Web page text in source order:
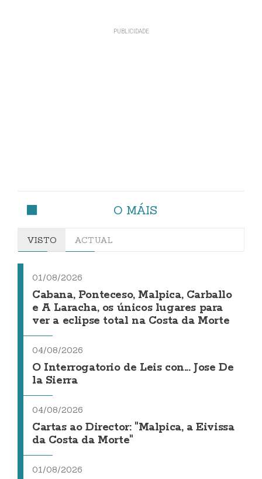
O MÁIS
VISTO ACTUAL
01/08/2026
Cabana, Ponteceso, Malpica, Carballo
e A Laracha, os únicos lugares para
ver a eclipse total na Costa da Morte
04/08/2026
O Interrogatorio de Leis con... Jose De
la Sierra
04/08/2026
Cartas ao Director: "Malpica, a Eivissa
da Costa da Morte"
01/08/2026